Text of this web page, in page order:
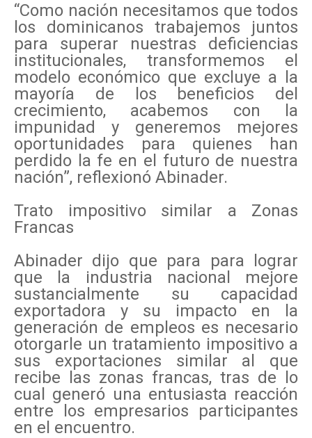
“Como nación necesitamos que todos
los dominicanos trabajemos juntos
para superar nuestras deficiencias
institucionales, transformemos el
modelo económico que excluye a la
mayoría de los beneficios del
crecimiento, acabemos con la
impunidad y generemos mejores
oportunidades para quienes han
perdido la fe en el futuro de nuestra
nación”, reflexionó Abinader.
Trato impositivo similar a Zonas
Francas
Abinader dijo que para para lograr
que la industria nacional mejore
sustancialmente su capacidad
exportadora y su impacto en la
generación de empleos es necesario
otorgarle un tratamiento impositivo a
sus exportaciones similar al que
recibe las zonas francas, tras de lo
cual generó una entusiasta reacción
entre los empresarios participantes
en el encuentro.